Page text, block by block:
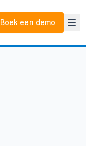
Boek een demo